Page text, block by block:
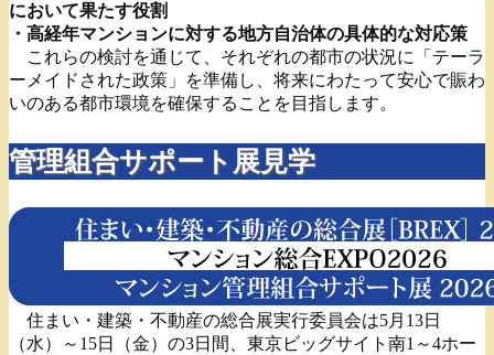
において果たす役割
・高経年マンションに対する地方自治体の具体的な対応策
これらの検討を通じて、それぞれの都市の状況に「テーラ
ーメイドされた政策」を準備し、将来にわたって安心で賑わ
いのある都市環境を確保することを目指します。
管理組合サポート展見学
住まい・建築・不動産の総合展実行委員会は5月13日
（水）～15日（金）の3日間、東京ビッグサイト南1～4ホー